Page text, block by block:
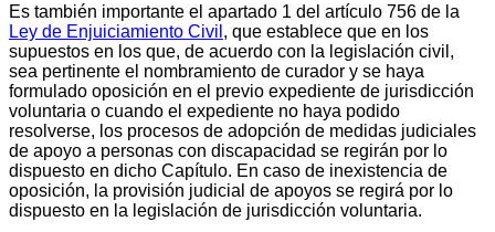
Es también importante el apartado 1 del artículo 756 de la
Ley de Enjuiciamiento Civil , que establece que en los
supuestos en los que, de acuerdo con la legislación civil,
sea pertinente el nombramiento de curador y se haya
formulado oposición en el previo expediente de jurisdicción
voluntaria o cuando el expediente no haya podido
resolverse, los procesos de adopción de medidas judiciales
de apoyo a personas con discapacidad se regirán por lo
dispuesto en dicho Capítulo. En caso de inexistencia de
oposición, la provisión judicial de apoyos se regirá por lo
dispuesto en la legislación de jurisdicción voluntaria.